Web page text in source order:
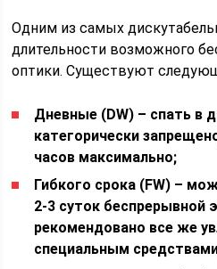
Одним из самых
длительности возможного
оптики. Существуют
Дневные (DW) – спать в
категорически
часов максимально;
Гибкого срока (FW) –
2-3 суток беспрерывной
рекомендовано все же
специальным